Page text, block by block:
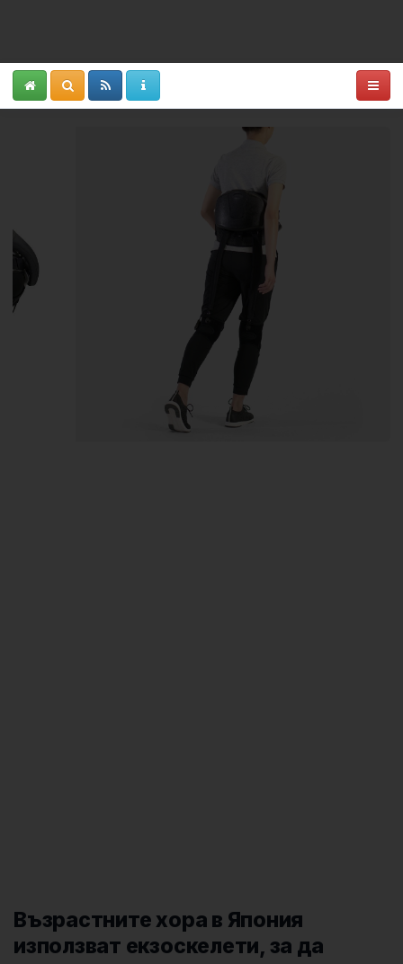
Възрастните хора в Япония
използват екзоскелети, за да